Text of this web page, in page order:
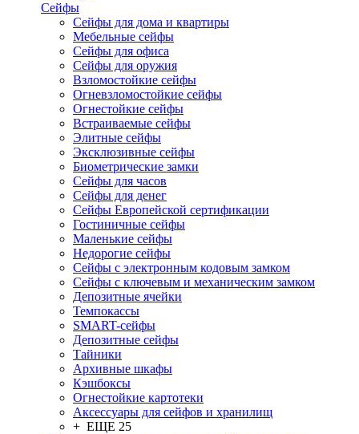
Сейфы
Сейфы для дома и квартиры
Мебельные сейфы
Сейфы для офиса
Сейфы для оружия
Взломостойкие сейфы
Огневзломостойкие сейфы
Огнестойкие сейфы
Встраиваемые сейфы
Элитные сейфы
Эксклюзивные сейфы
Биометрические замки
Сейфы для часов
Сейфы для денег
Сейфы Европейской сертификации
Гостиничные сейфы
Маленькие сейфы
Недорогие сейфы
Сейфы с электронным кодовым замком
Сейфы с ключевым и механическим замком
Депозитные ячейки
Темпокассы
SMART-сейфы
Депозитные сейфы
Тайники
Архивные шкафы
Кэшбоксы
Огнестойкие картотеки
Аксессуары для сейфов и хранилищ
+ ЕЩЕ 25